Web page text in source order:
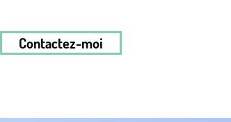
Contactez-moi